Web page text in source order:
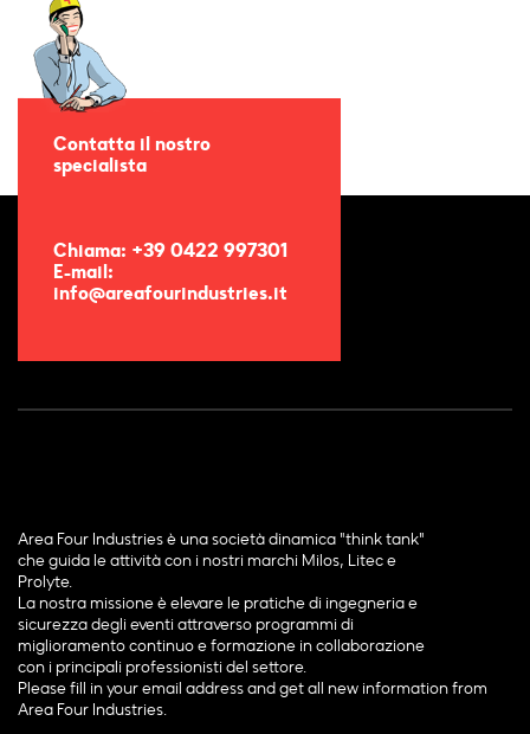
Contatta il nostro
specialista
Chiama: +39 0422 997301
E-mail:
info@areafourindustries.it
Area Four Industries è una società dinamica "think tank"
che guida le attività con i nostri marchi Milos, Litec e
Prolyte.
La nostra missione è elevare le pratiche di ingegneria e
sicurezza degli eventi attraverso programmi di
miglioramento continuo e formazione in collaborazione
con i principali professionisti del settore.
Please fill in your email address and get all new information from
Area Four Industries.